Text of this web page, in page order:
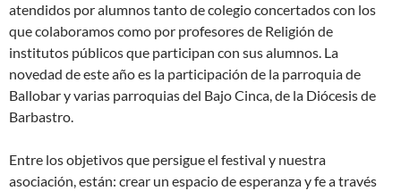
atendidos por alumnos tanto de colegio concertados con los
que colaboramos como por profesores de Religión de
institutos públicos que participan con sus alumnos. La
novedad de este año es la participación de la parroquia de
Ballobar y varias parroquias del Bajo Cinca, de la Diócesis de
Barbastro.
Entre los objetivos que persigue el festival y nuestra
asociación, están: crear un espacio de esperanza y fe a través